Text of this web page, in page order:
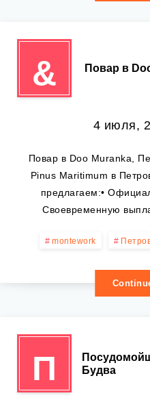
& Повар в
4 июля,
Повар в Doo Muranka,
Pinus Maritimum в
предлагаем:•
Своевременную
montework
П
Будва